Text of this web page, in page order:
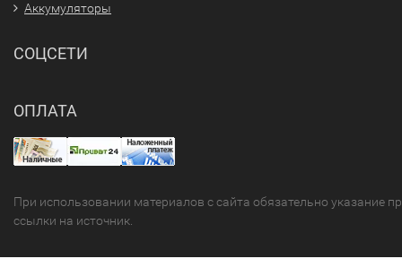
Аккумуляторы
СОЦСЕТИ
ОПЛАТА
При использовании материалов с сайта обязательно указание
ссылки на источник.